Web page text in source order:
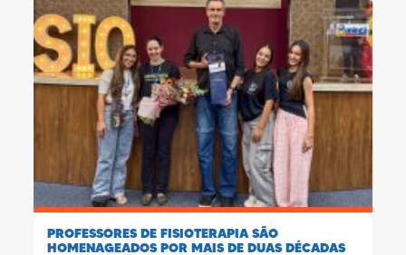
PROFESSORES DE FISIOTERAPIA SÃO
HOMENAGEADOS POR MAIS DE DUAS DÉCADAS